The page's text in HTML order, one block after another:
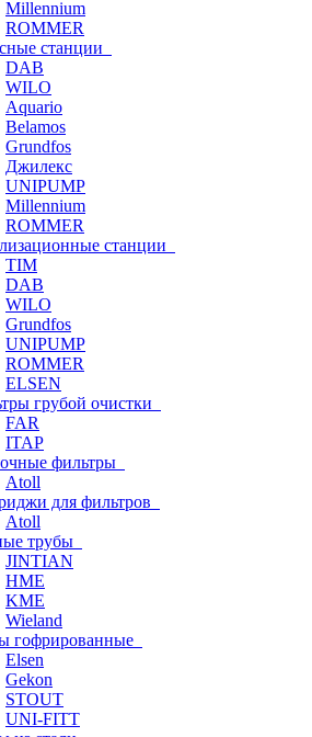
Millennium
ROMMER
станции
DAB
WILO
Aquario
Belamos
Grundfos
Джилекс
UNIPUMP
Millennium
ROMMER
станции
TIM
DAB
WILO
Grundfos
UNIPUMP
ROMMER
ELSEN
грубой очистки
FAR
ITAP
фильтры
Atoll
для фильтров
Atoll
трубы
JINTIAN
HME
KME
Wieland
гофрированные
Elsen
Gekon
STOUT
UNI-FITT